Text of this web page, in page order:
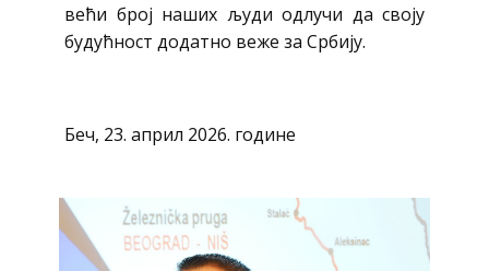
већи број наших људи одлучи да своју
будућност додатно веже за Србију.
Беч, 23. април 2026. године